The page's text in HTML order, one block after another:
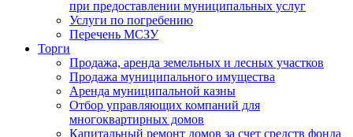
при предоставлении муниципальных услуг
Услуги по погребению
Перечень МСЗУ
Торги
Продажа, аренда земельных и лесных участков
Продажа муниципального имущества
Аренда муниципальной казны
Отбор управляющих компаний для
многоквартирных домов
Капитальный ремонт домов за счет средств фонда